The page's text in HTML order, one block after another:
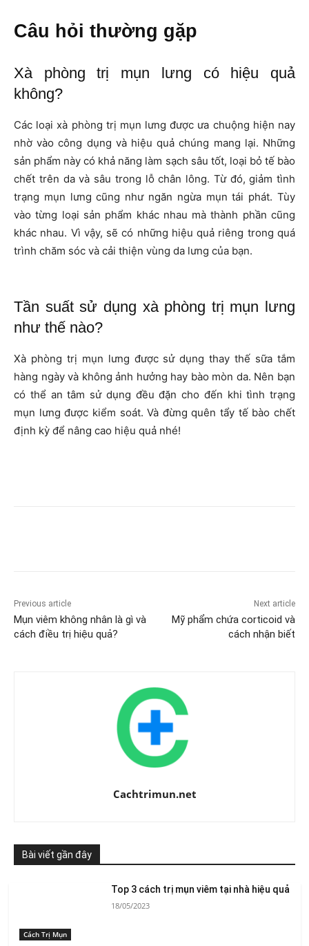
Câu hỏi thường gặp
Xà phòng trị mụn lưng có hiệu quả
không?
Các loại xà phòng trị mụn lưng được ưa chuộng hiện nay
nhờ vào công dụng và hiệu quả chúng mang lại. Những
sản phẩm này có khả năng làm sạch sâu tốt, loại bỏ tế bào
chết trên da và sâu trong lỗ chân lông. Từ đó, giảm tình
trạng mụn lưng cũng như ngăn ngừa mụn tái phát. Tùy
vào từng loại sản phẩm khác nhau mà thành phần cũng
khác nhau. Vì vậy, sẽ có những hiệu quả riêng trong quá
trình chăm sóc và cải thiện vùng da lưng của bạn.
Tần suất sử dụng xà phòng trị mụn lưng
như thế nào?
Xà phòng trị mụn lưng được sử dụng thay thế sữa tắm
hàng ngày và không ảnh hưởng hay bào mòn da. Nên bạn
có thể an tâm sử dụng đều đặn cho đến khi tình trạng
mụn lưng được kiểm soát. Và đừng quên tẩy tế bào chết
định kỳ để nâng cao hiệu quả nhé!
Previous article
Mụn viêm không nhân là gì và
cách điều trị hiệu quả?
Next article
Mỹ phẩm chứa corticoid và
cách nhận biết
Cachtrimun.net
Bài viết gần đây
Cách Trị Mụn
Top 3 cách trị mụn viêm tại nhà hiệu quả
18/05/2023